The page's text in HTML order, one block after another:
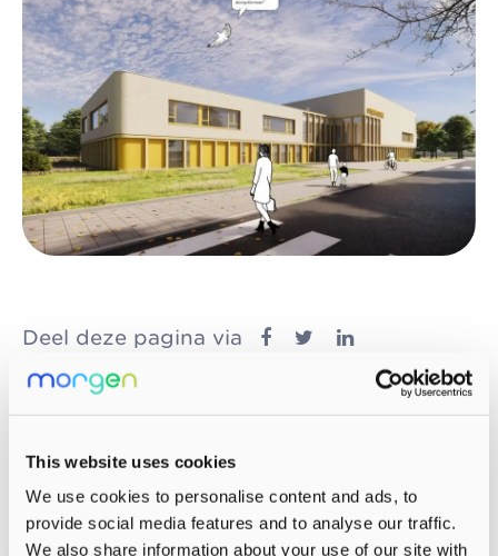
This website uses cookies
We use cookies to personalise content and ads, to
provide social media features and to analyse our traffic.
We also share information about your use of our site with
Deel deze pagina via